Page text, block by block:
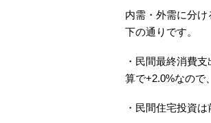
内需・外需に分
下の通りです。
・民間最終消費
算で+2.0%なので
・民間住宅投資